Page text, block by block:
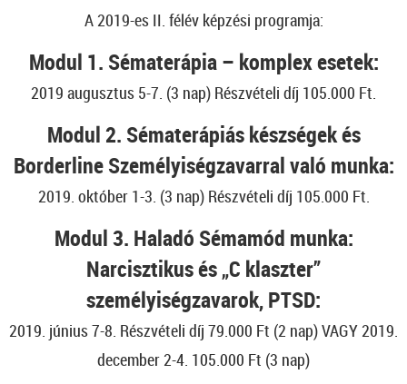
A 2019-es II. félév képzési programja:
Modul 1. Sématerápia – komplex esetek:
2019 augusztus 5-7. (3 nap) Részvételi díj 105.000 Ft.
Modul 2. Sématerápiás készségek és
Borderline Személyiségzavarral való munka:
2019. október 1-3. (3 nap) Részvételi díj 105.000 Ft.
Modul 3. Haladó Sémamód munka:
Narcisztikus és „C klaszter”
személyiségzavarok, PTSD:
2019. június 7-8. Részvételi díj 79.000 Ft (2 nap) VAGY 2019.
december 2-4. 105.000 Ft (3 nap)